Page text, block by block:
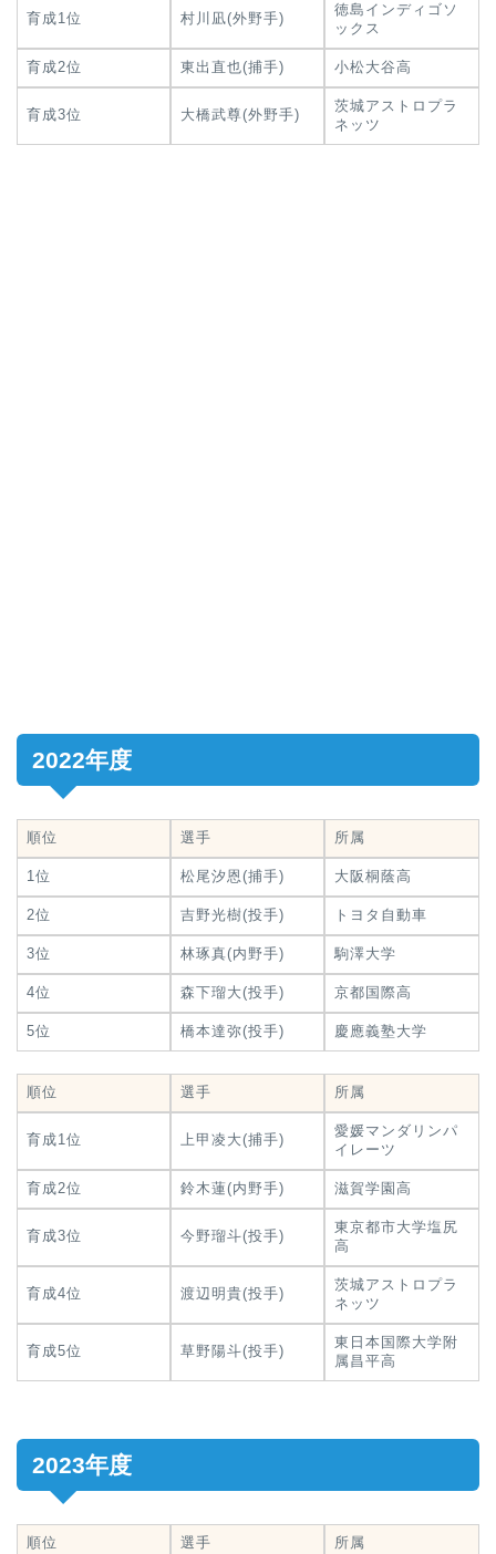
育成1位 村川凪(外野手)
徳島インディゴソ
ックス
育成2位 東出直也(捕手) 小松大谷高
育成3位 大橋武尊(外野手)
茨城アストロプラ
ネッツ
2022年度
順位 選手 所属
1位 松尾汐恩(捕手) 大阪桐蔭高
2位 吉野光樹(投手) トヨタ自動車
3位 林琢真(内野手) 駒澤大学
4位 森下瑠大(投手) 京都国際高
5位 橋本達弥(投手) 慶應義塾大学
順位 選手 所属
育成1位 上甲凌大(捕手)
愛媛マンダリンパ
イレーツ
育成2位 鈴木蓮(内野手) 滋賀学園高
育成3位 今野瑠斗(投手)
東京都市大学塩尻
高
育成4位 渡辺明貴(投手)
茨城アストロプラ
ネッツ
育成5位 草野陽斗(投手)
東日本国際大学附
属昌平高
2023年度
順位 選手 所属